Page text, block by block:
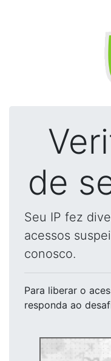
de
Seu IP fez
acessos
conosco.
Para liberar o
responda ao